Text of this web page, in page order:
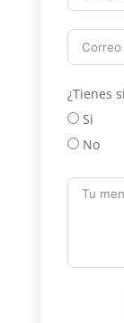
¿Tienes
Si
No